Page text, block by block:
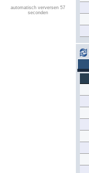
automatisch verversen 57
seconden